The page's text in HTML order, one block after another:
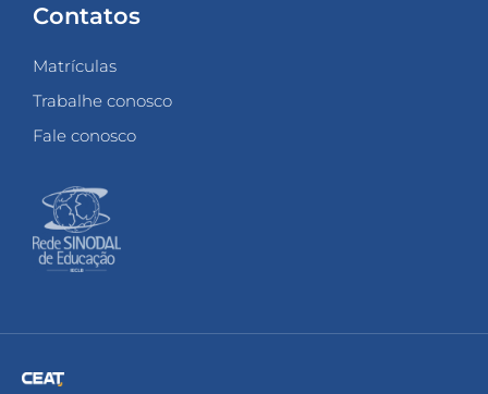
Contatos
Matrículas
Trabalhe conosco
Fale conosco